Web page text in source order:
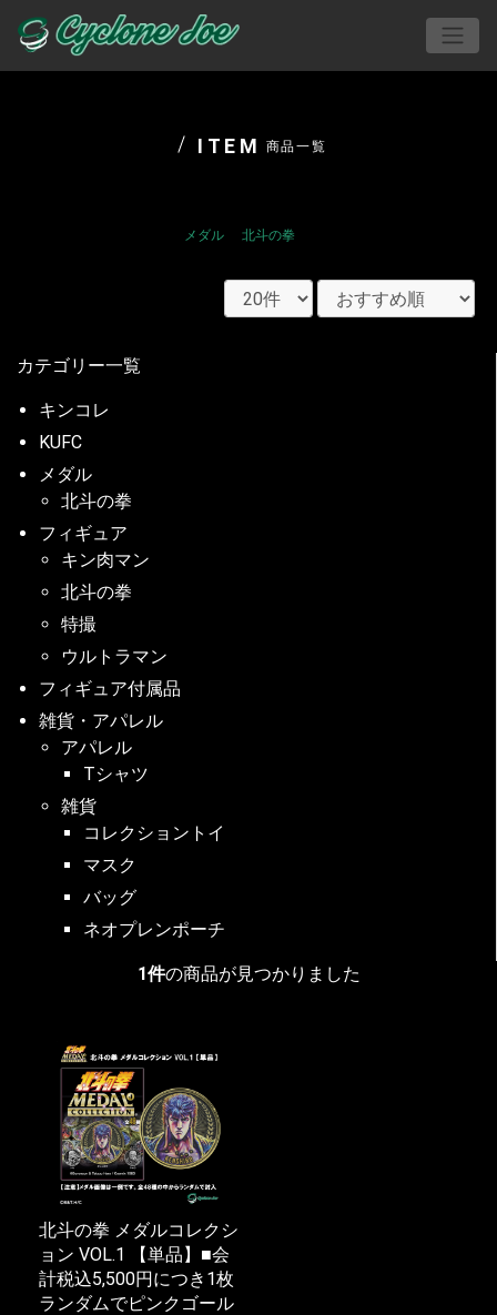
ITEM 商品一覧
メダル 北斗の拳
カテゴリー一覧
キンコレ
KUFC
メダル
北斗の拳
フィギュア
キン肉マン
北斗の拳
特撮
ウルトラマン
フィギュア付属品
雑貨・アパレル
アパレル
Tシャツ
雑貨
コレクショントイ
マスク
バッグ
ネオプレンポーチ
1件の商品が見つかりました
北斗の拳 メダルコレクシ
ョン VOL.1 【単品】■会
計税込5,500円につき1枚
ランダムでピンクゴール